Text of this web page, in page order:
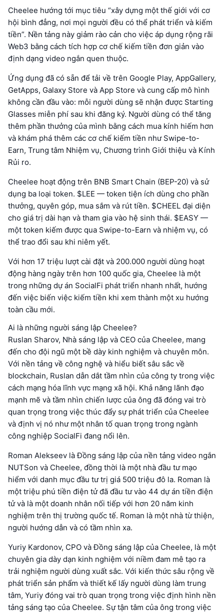
Cheelee hướng tới mục tiêu “xây dựng một thế giới với cơ
hội bình đẳng, nơi mọi người đều có thể phát triển và kiếm
tiền”. Nền tảng này giảm rào cản cho việc áp dụng rộng rãi
Web3 bằng cách tích hợp cơ chế kiếm tiền đơn giản vào
định dạng video ngắn quen thuộc.
Ứng dụng đã có sẵn để tải về trên Google Play, AppGallery,
GetApps, Galaxy Store và App Store và cung cấp mô hình
không cần đầu vào: mỗi người dùng sẽ nhận được Starting
Glasses miễn phí sau khi đăng ký. Người dùng có thể tăng
thêm phần thưởng của mình bằng cách mua kính hiếm hơn
và khám phá thêm các cơ chế kiếm tiền như Swipe-to-
Earn, Trung tâm Nhiệm vụ, Chương trình Giới thiệu và Kính
Rủi ro.
Cheelee hoạt động trên BNB Smart Chain (BEP-20) và sử
dụng ba loại token. $LEE — token tiện ích dùng cho phần
thưởng, quyên góp, mua sắm và rút tiền. $CHEEL đại diện
cho giá trị dài hạn và tham gia vào hệ sinh thái. $EASY —
một token kiếm được qua Swipe-to-Earn và nhiệm vụ, có
thể trao đổi sau khi niêm yết.
Với hơn 17 triệu lượt cài đặt và 200.000 người dùng hoạt
động hàng ngày trên hơn 100 quốc gia, Cheelee là một
trong những dự án SocialFi phát triển nhanh nhất, hướng
đến việc biến việc kiếm tiền khi xem thành một xu hướng
toàn cầu mới.
Ai là những người sáng lập Cheelee?
Ruslan Sharov, Nhà sáng lập và CEO của Cheelee, mang
đến cho đội ngũ một bề dày kinh nghiệm và chuyên môn.
Với nền tảng về công nghệ và hiểu biết sâu sắc về
blockchain, Ruslan dẫn dắt tầm nhìn của công ty trong việc
cách mạng hóa lĩnh vực mạng xã hội. Khả năng lãnh đạo
mạnh mẽ và tầm nhìn chiến lược của ông đã đóng vai trò
quan trọng trong việc thúc đẩy sự phát triển của Cheelee
và định vị nó như một nhân tố quan trọng trong ngành
công nghiệp SocialFi đang nổi lên.
Roman Alekseev là Đồng sáng lập của nền tảng video ngắn
NUTSon và Cheelee, đồng thời là một nhà đầu tư mạo
hiểm với danh mục đầu tư trị giá 500 triệu đô la. Roman là
một triệu phú tiền điện tử đã đầu tư vào 44 dự án tiền điện
tử và là một doanh nhân nối tiếp với hơn 20 năm kinh
nghiệm trên thị trường quốc tế. Roman là một nhà từ thiện,
người hướng dẫn và có tầm nhìn xa.
Yuriy Kardonov, CPO và Đồng sáng lập của Cheelee, là một
chuyên gia dày dạn kinh nghiệm với niềm đam mê tạo ra
trải nghiệm người dùng xuất sắc. Với kiến thức sâu rộng về
phát triển sản phẩm và thiết kế lấy người dùng làm trung
tâm, Yuriy đóng vai trò quan trọng trong việc định hình nền
tảng sáng tạo của Cheelee. Sự tận tâm của ông trong việc